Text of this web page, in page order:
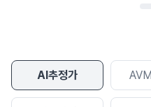
AI추정가